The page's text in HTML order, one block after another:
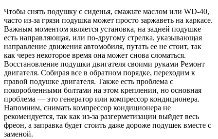
Чтобы снять подушку с сиденья, смажьте маслом или WD-40,
часто из-за грязи подушка может просто заржаветь на каркасе.
Важным моментом является установка, на задней подушке
есть направляющая, или по-другому стрелка, указывающая
направление движения автомобиля, путать ее не стоит, так
как через некоторое время она может снова сломаться.
Восстановление подушки двигателя своими руками Ремонт
двигателя. Собирая все в обратном порядке, переходим к
правой подушке двигателя. Также есть проблема с
покоробленными болтами на этом креплении, но основная
проблема — это генератор или компрессор кондиционера.
Напомним, снимать компрессор кондиционера не
рекомендуется, так как из-за разгерметизации выйдет весь
фреон, а заправка будет стоить даже дороже подушек вместе с
заменой.